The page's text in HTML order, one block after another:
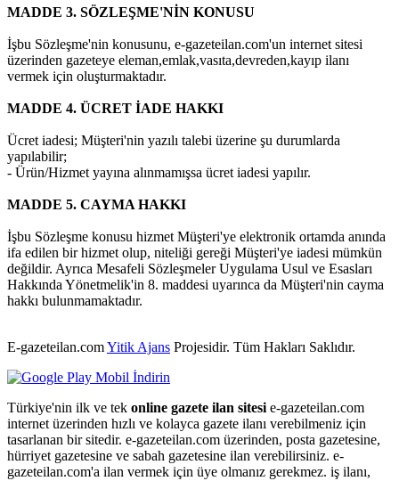
MADDE 3. SÖZLEŞME'NİN KONUSU
İşbu Sözleşme'nin konusunu, e-gazeteilan.com'un internet sitesi
üzerinden gazeteye eleman,emlak,vasıta,devreden,kayıp ilanı
vermek için oluşturmaktadır.
MADDE 4. ÜCRET İADE HAKKI
Ücret iadesi; Müşteri'nin yazılı talebi üzerine şu durumlarda
yapılabilir;
- Ürün/Hizmet yayına alınmamışsa ücret iadesi yapılır.
MADDE 5. CAYMA HAKKI
İşbu Sözleşme konusu hizmet Müşteri'ye elektronik ortamda anında
ifa edilen bir hizmet olup, niteliği gereği Müşteri'ye iadesi mümkün
değildir. Ayrıca Mesafeli Sözleşmeler Uygulama Usul ve Esasları
Hakkında Yönetmelik'in 8. maddesi uyarınca da Müşteri'nin cayma
hakkı bulunmamaktadır.
E-gazeteilan.comYitik Ajans Projesidir. Tüm Hakları Saklıdır.
Türkiye'nin ilk ve tek online gazete ilan sitesi e-gazeteilan.com
internet üzerinden hızlı ve kolayca gazete ilanı verebilmeniz için
tasarlanan bir sitedir. e-gazeteilan.com üzerinden, posta gazetesine,
hürriyet gazetesine ve sabah gazetesine ilan verebilirsiniz. e-
gazeteilan.com'a ilan vermek için üye olmanız gerekmez. iş ilanı,